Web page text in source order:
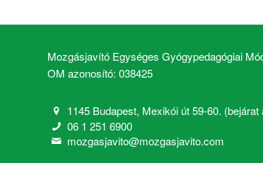
Mozgásjavító Egységes Gyógypedagógiai
OM azonosító: 038425
1145 Budapest, Mexikói út 59-60. (bejárat
06 1 251 6900
mozgasjavito@mozgasjavito.com